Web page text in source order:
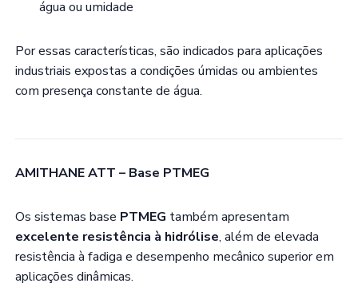
água ou umidade
Por essas características, são indicados para aplicações
industriais expostas a condições úmidas ou ambientes
com presença constante de água.
AMITHANE ATT – Base PTMEG
Os sistemas base PTMEG também apresentam
excelente resistência à hidrólise, além de elevada
resistência à fadiga e desempenho mecânico superior em
aplicações dinâmicas.